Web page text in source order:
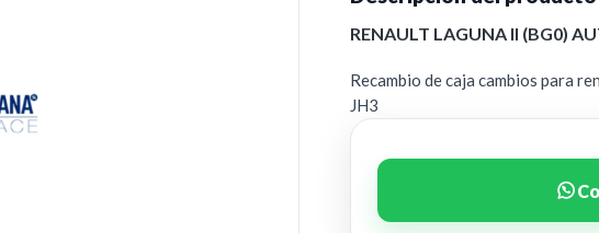
RENAULT LAGUNA II (BG0)
Recambio de caja cambios para
JH3